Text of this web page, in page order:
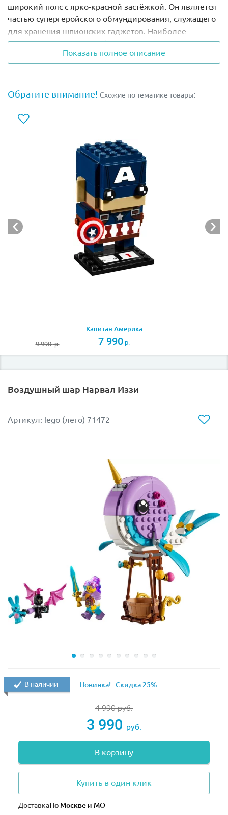
широкий пояс с ярко-красной застёжкой. Он является
частью супергеройского обмундирования, служащего
для хранения шпионских гаджетов. Наиболее
интересными деталями фигуры можно назвать
узнаваемую причёску Чёрной вдовы, а также её
В комплект входит демонстрационная панель,
. На ней размещён
индивидуальный серийный номер персонажа и
символ LEGO BrickHeadz.
При желании можно собрать целую коллекцию
Мстителей, объединив Чёрную вдову с
(Лего 41589),Железным человеком
41590) и
(Лего 41592).
Следует отметить, что стандартная конструкция всех
фигурок BrickHeadz, состоящая из массивного торса и
огромной головы, позволяет неоднократно
Показать полное описание
Обратите внимание! Схожие по тематике товары:
Капитан Америка
9 990р. 7 990р.
Воздушный шар Нарвал Иззи
Артикул: lego (лего) 71472
4 990руб.
3 990 руб.
В корзину
Купить в один клик
Доставка
В наличии Новинка! Скидка 25%